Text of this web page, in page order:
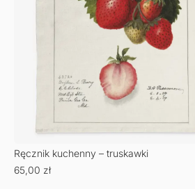
Ręcznik kuchenny – truskawki
65,00 zł